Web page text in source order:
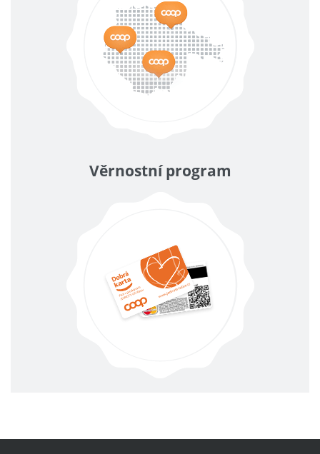
Věrnostní program